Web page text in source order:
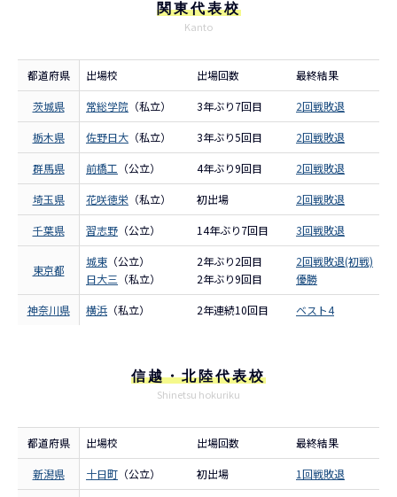
関東代表校
Kanto
都道府県 出場校 出場回数 最終結果
茨城県 常総学院 （私立） 3年ぶり7回目 2回戦敗退
栃木県 佐野日大 （私立） 3年ぶり5回目 2回戦敗退
群馬県 前橋工 （公立） 4年ぶり9回目 2回戦敗退
埼玉県 花咲徳栄 （私立） 初出場 2回戦敗退
千葉県 習志野 （公立） 14年ぶり7回目 3回戦敗退
東京都
城東 （公立）
日大三 （私立）
2年ぶり2回目
2年ぶり9回目
2回戦敗退(初戦)
優勝
神奈川県 横浜 （私立） 2年連続10回目 ベスト4
信越・北陸代表校
Shinetsu hokuriku
都道府県 出場校 出場回数 最終結果
新潟県 十日町 （公立） 初出場 1回戦敗退